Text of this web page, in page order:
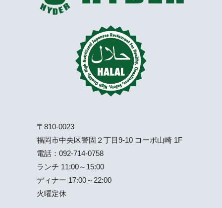
〒810-0023
福岡市中央区警固２丁目9-10 コーポ山崎 1F
電話： 092-714-0758
ランチ 11:00～15:00
ディナー 17:00～22:00
火曜定休